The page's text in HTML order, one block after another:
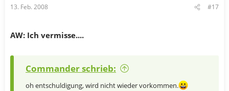
13. Feb. 2008 #17
AW: Ich vermisse....
Commander schrieb:
oh entschuldigung, wird nicht wieder vorkommen.